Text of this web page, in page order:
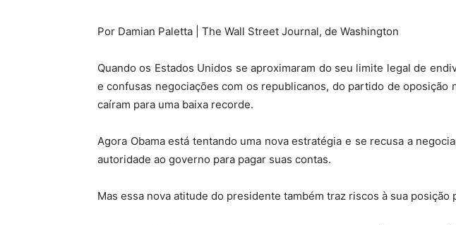
Por Damian Paletta | The Wall Street Journal, de Washington
Quando os Estados Unidos se aproximaram do seu limite legal de
e confusas negociações com os republicanos, do partido de
caíram para uma baixa recorde.
Agora Obama está tentando uma nova estratégia e se recusa a
autoridade ao governo para pagar suas contas.
Mas essa nova atitude do presidente também traz riscos à sua posição